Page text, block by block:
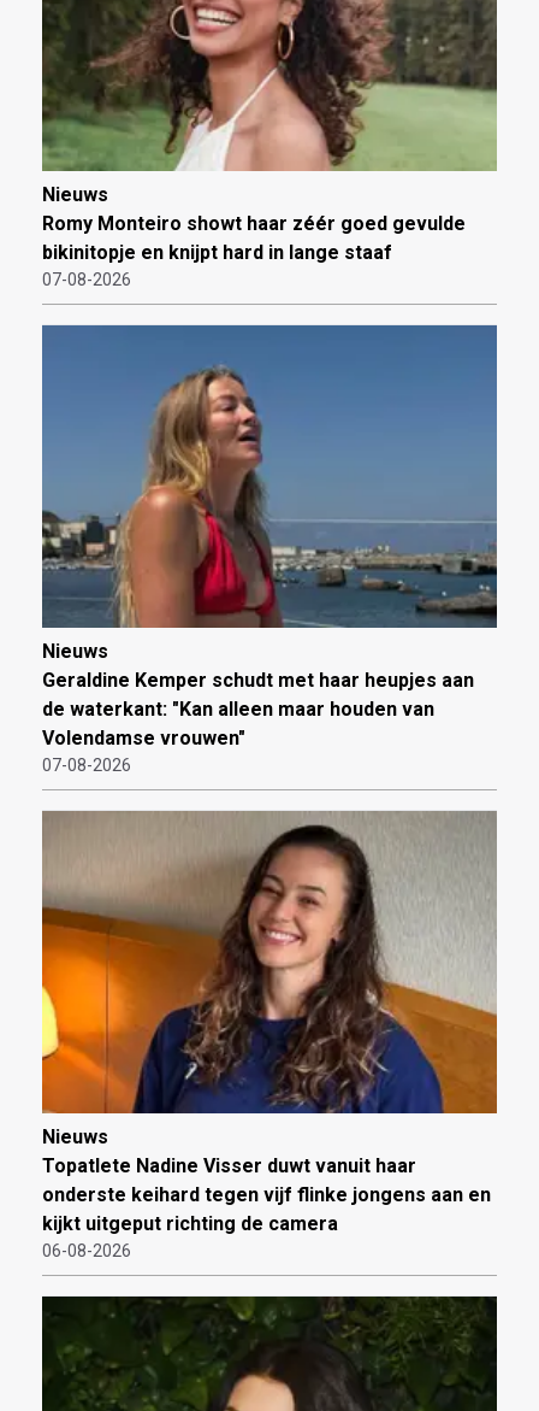
Nieuws
Romy Monteiro showt haar zéér goed gevulde
bikinitopje en knijpt hard in lange staaf
07-08-2026
Nieuws
Geraldine Kemper schudt met haar heupjes aan
de waterkant: "Kan alleen maar houden van
Volendamse vrouwen"
07-08-2026
Nieuws
Topatlete Nadine Visser duwt vanuit haar
onderste keihard tegen vijf flinke jongens aan en
kijkt uitgeput richting de camera
06-08-2026